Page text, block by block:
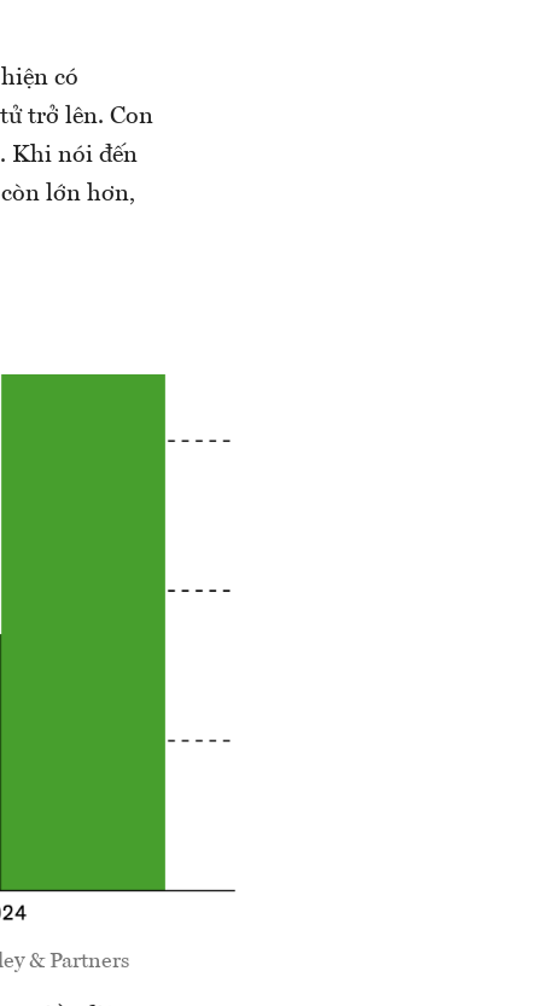
có
trở lên. Con
Khi nói đến
lớn hơn,
& Partners